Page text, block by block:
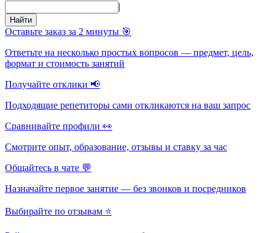
|
Найти
Оставьте заказ за 2 минуты 🎯
Ответьте на несколько простых вопросов — предмет, цель,
формат и стоимость занятий
Получайте отклики 📢
Подходящие репетиторы сами откликаются на ваш запрос
Сравнивайте профили 👀
Смотрите опыт, образование, отзывы и ставку за час
Общайтесь в чате 💬
Назначайте первое занятие — без звонков и посредников
Выбирайте по отзывам ⭐